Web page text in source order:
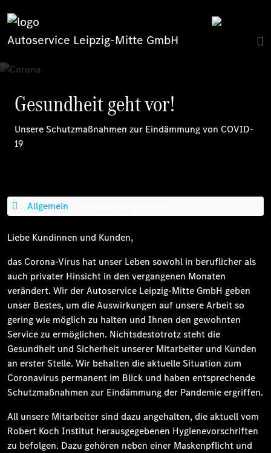
Autoservice Leipzig-Mitte GmbH
Gesundheit geht vor!
Unsere Schutzmaßnahmen zur Eindämmung von COVID-
19
Allgemein
Liebe Kundinnen und Kunden,
das Corona-Virus hat unser Leben sowohl in beruflicher als
auch privater Hinsicht in den vergangenen Monaten
verändert. Wir der Autoservice Leipzig-Mitte GmbH geben
unser Bestes, um die Auswirkungen auf unsere Arbeit so
gering wie möglich zu halten und Ihnen den gewohnten
Service zu ermöglichen. Nichtsdestotrotz steht die
Gesundheit und Sicherheit unserer Mitarbeiter und Kunden
an erster Stelle. Wir behalten die aktuelle Situation zum
Coronavirus permanent im Blick und haben entsprechende
Schutzmaßnahmen zur Eindämmung der Pandemie ergriffen.
All unsere Mitarbeiter sind dazu angehalten, die aktuell vom
Robert Koch Institut herausgegebenen Hygienevorschriften
zu befolgen. Dazu gehören neben einer Maskenpflicht und